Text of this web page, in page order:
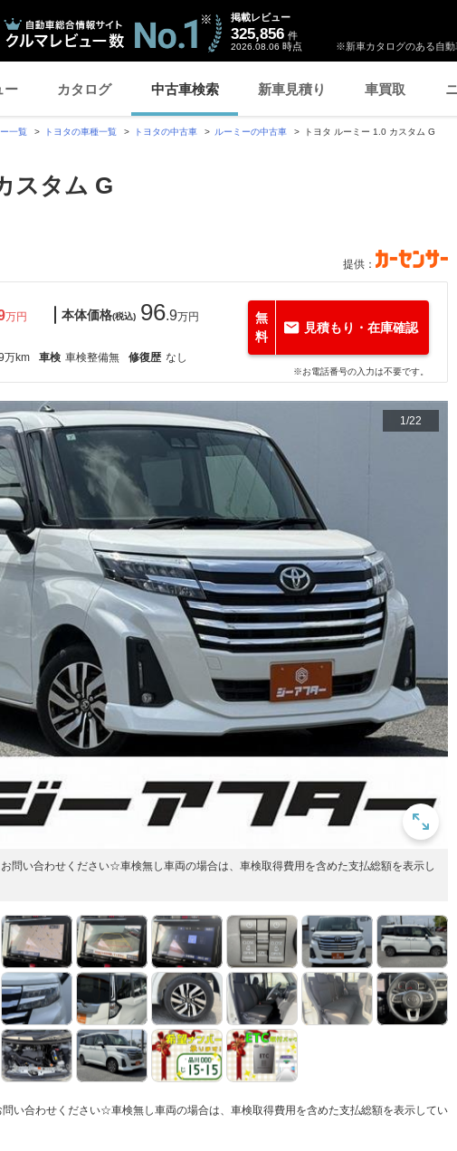
※新車カタログのある自動
掲載レビュー
325,856 件
2026.08.06 時点
ー カタログ 中古車検索 新車見積り 車買取
一覧 トヨタの車種一覧 トヨタの中古車 ルーミーの中古車 トヨタ ルーミー 1.0 カスタム G
スタム G
提供：
万円
本体価格(税込) 96.9万円
万km 車検 車検整備無 修復歴 なし
無
料
見積もり・在庫確認
※お電話番号の入力は不要です。
1/22
問い合わせください☆車検無し車両の場合は、車検取得費用を含めた支払総額を表示し
い合わせください☆車検無し車両の場合は、車検取得費用を含めた支払総額を表示してい